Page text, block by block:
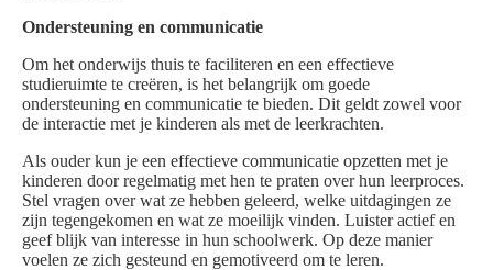
Ondersteuning en communicatie
Om het onderwijs thuis te faciliteren en een effectieve
studieruimte te creëren, is het belangrijk om goede
ondersteuning en communicatie te bieden. Dit geldt zowel voor
de interactie met je kinderen als met de leerkrachten.
Als ouder kun je een effectieve communicatie opzetten met je
kinderen door regelmatig met hen te praten over hun leerproces.
Stel vragen over wat ze hebben geleerd, welke uitdagingen ze
zijn tegengekomen en wat ze moeilijk vinden. Luister actief en
geef blijk van interesse in hun schoolwerk. Op deze manier
voelen ze zich gesteund en gemotiveerd om te leren.